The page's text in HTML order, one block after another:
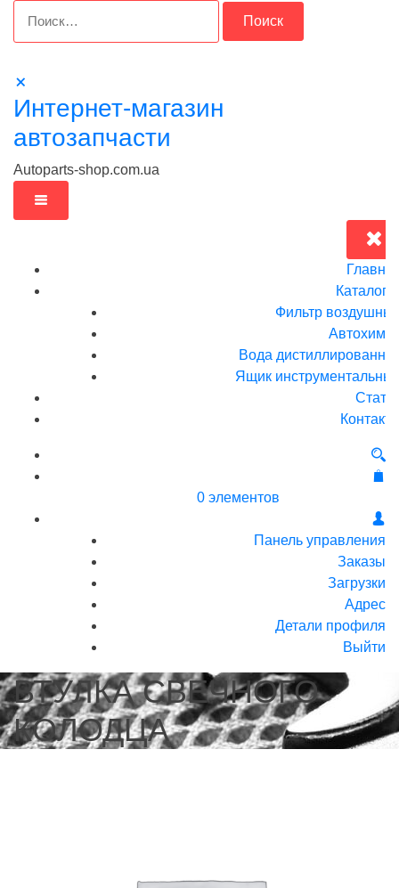
Интернет-магазин
автозапчасти
Autoparts-shop.com.ua
Каталог
Фильтр
Вода
Ящик
0 элементов
Панель управления
Заказы
Загрузки
Адрес
Детали профиля
Выйти
ВТУЛКА СВЕЧНОГО
КОЛОДЦА